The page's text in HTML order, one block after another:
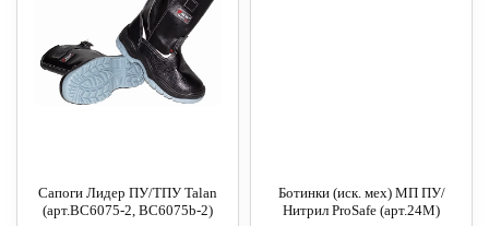
Сапоги Лидер ПУ/ТПУ Talan
(арт.ВС6075-2, ВС6075b-2)
Ботинки (иск. мех) МП ПУ/
Нитрил ProSafe (арт.24М)